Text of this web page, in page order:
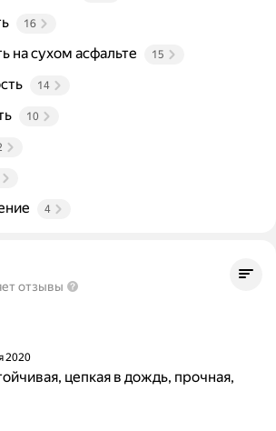
16
на сухом асфальте 15
14
10
4
отзывы
2020
цепкая в дождь, прочная,